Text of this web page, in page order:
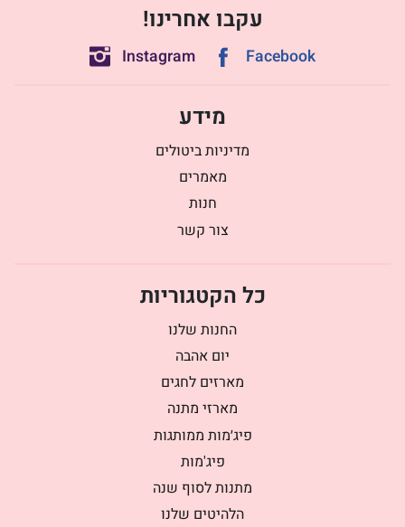
עקבו אחרינו!
Facebook
Instagram
מידע
מדיניות ביטולים
מאמרים
חנות
צור קשר
כל הקטגוריות
החנות שלנו
יום אהבה
מארזים לחגים
מארזי מתנה
פיג׳מות ממותגות
פיג'מות
מתנות לסוף שנה
הלהיטים שלנו